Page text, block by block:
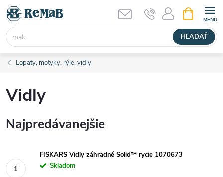
Prejsť
obsah
HĽADAŤ
KOŠÍK
Lopaty, motyky, rýle, vidly
Vidly
Najpredávanejšie
FISKARS Vidly záhradné Solid™ rycie 1070673
Skladom